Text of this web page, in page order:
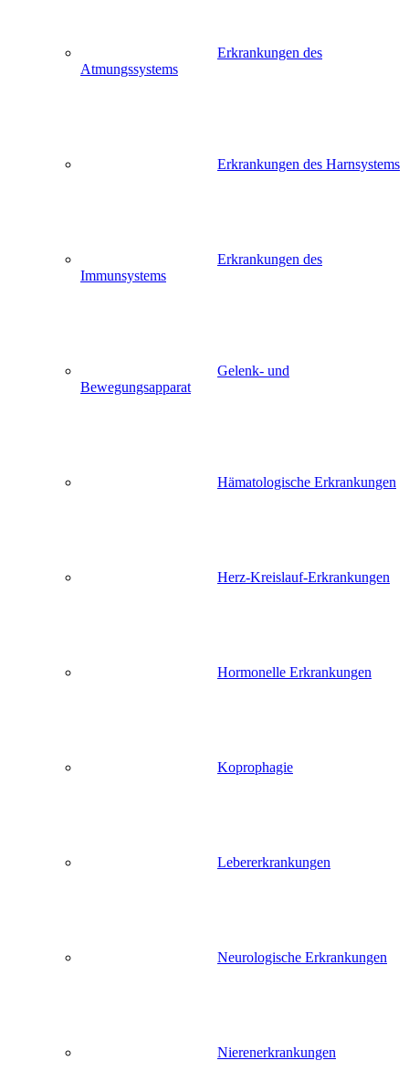
Erkrankungen des
Atmungssystems
Erkrankungen des Harnsystems
Erkrankungen des
Immunsystems
Gelenk- und
Bewegungsapparat
Hämatologische Erkrankungen
Herz-Kreislauf-Erkrankungen
Hormonelle Erkrankungen
Koprophagie
Lebererkrankungen
Neurologische Erkrankungen
Nierenerkrankungen